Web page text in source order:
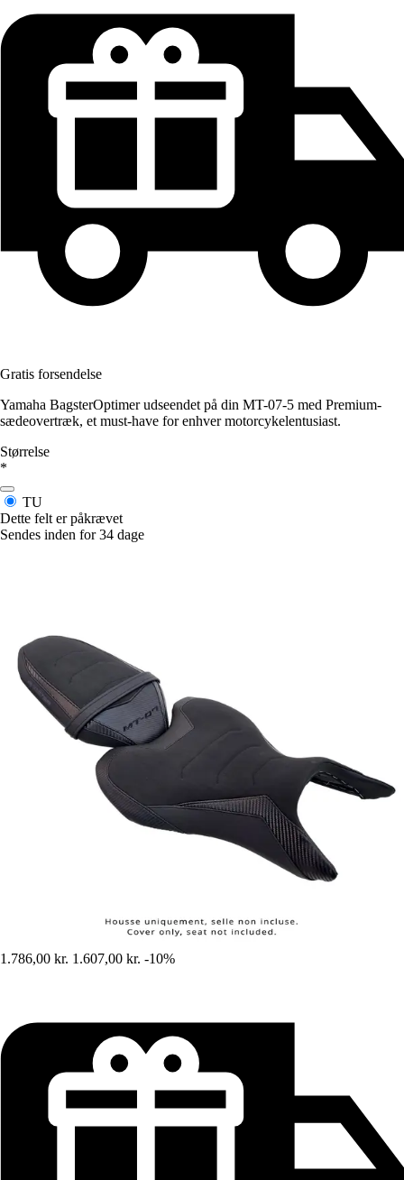
Gratis forsendelse
Yamaha BagsterOptimer udseendet på din MT-07-5 med Premium-
sædeovertræk, et must-have for enhver motorcykelentusiast.
Størrelse
*
TU
Dette felt er påkrævet
Sendes inden for 34 dage
1.786,00 kr. 1.607,00 kr. -10%